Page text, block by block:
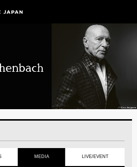
MEDIA LIVE/EVENT